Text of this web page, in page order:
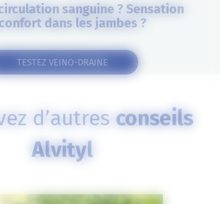
sanguine ? Sensation
dans les jambes ?
TESTEZ VEINO-DRAINE
d’autres conseils
Alvityl